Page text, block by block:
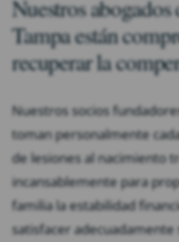
Nuestros abogados
Tampa están
recuperar la
Nuestros socios
toman personalmente
de lesiones al nacimiento
incansablemente para
familia la estabilidad
satisfacer adecuadamente